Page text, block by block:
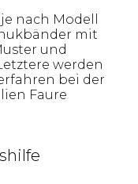
nach Modell
mit
und
werden
bei der
Faure